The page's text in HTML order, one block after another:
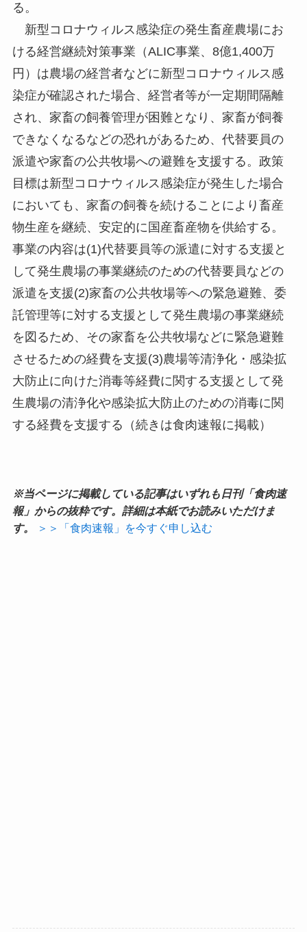
る。
新型コロナウィルス感染症の発生畜産農場にお
ける経営継続対策事業（ALIC事業、8億1,400万
円）は農場の経営者などに新型コロナウィルス感
染症が確認された場合、経営者等が一定期間隔離
され、家畜の飼養管理が困難となり、家畜が飼養
できなくなるなどの恐れがあるため、代替要員の
派遣や家畜の公共牧場への避難を支援する。政策
目標は新型コロナウィルス感染症が発生した場合
においても、家畜の飼養を続けることにより畜産
物生産を継続、安定的に国産畜産物を供給する。
事業の内容は(1)代替要員等の派遣に対する支援と
して発生農場の事業継続のための代替要員などの
派遣を支援(2)家畜の公共牧場等への緊急避難、委
託管理等に対する支援として発生農場の事業継続
を図るため、その家畜を公共牧場などに緊急避難
させるための経費を支援(3)農場等清浄化・感染拡
大防止に向けた消毒等経費に関する支援として発
生農場の清浄化や感染拡大防止のための消毒に関
する経費を支援する（続きは食肉速報に掲載）
※当ページに掲載している記事はいずれも日刊「食肉速
報」からの抜粋です。詳細は本紙でお読みいただけま
す。
＞＞「食肉速報」を今すぐ申し込む